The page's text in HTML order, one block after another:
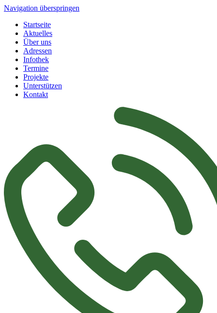
Navigation überspringen
Startseite
Aktuelles
Über uns
Adressen
Infothek
Termine
Projekte
Unterstützen
Kontakt